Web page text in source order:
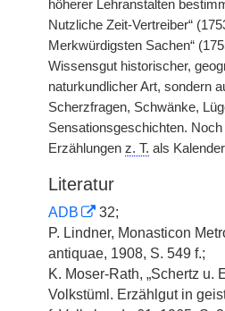
höherer Lehranstalten
Nutzliche Zeit-Vertreiber“
Merkwürdigsten Sachen“
Wissensgut historischer,
naturkundlicher Art, sondern
Scherzfragen, Schwänke,
Sensationsgeschichten. Noch
Erzählungen z. T. als
Literatur
ADB
32;
P. Lindner, Monasticon
antiquae, 1908, S. 549 f.;
K. Moser-Rath, „Schertz u.
Volkstüml. Erzählgut in